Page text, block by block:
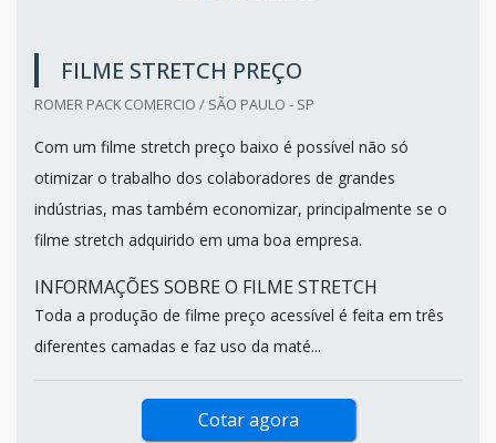
FILME STRETCH PREÇO
ROMER PACK COMERCIO / SÃO PAULO - SP
Com um filme stretch preço baixo é possível não só
otimizar o trabalho dos colaboradores de grandes
indústrias, mas também economizar, principalmente se o
filme stretch adquirido em uma boa empresa.
INFORMAÇÕES SOBRE O FILME STRETCH
Toda a produção de filme preço acessível é feita em três
diferentes camadas e faz uso da maté...
Cotar agora